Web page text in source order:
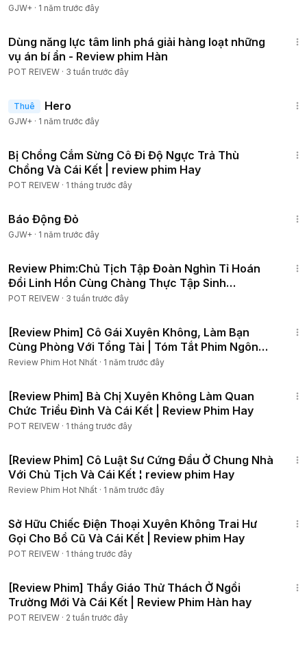
GJW+ · 1 năm trước đây
Dùng năng lực tâm linh phá giải hàng loạt những
vụ án bí ẩn - Review phim Hàn
POT REIVEW · 3 tuần trước đây
Thuê Hero
GJW+ · 1 năm trước đây
Bị Chồng Cắm Sừng Cô Đi Độ Ngực Trả Thù
Chồng Và Cái Kết | review phim Hay
POT REIVEW · 1 tháng trước đây
Báo Động Đỏ
GJW+ · 1 năm trước đây
Review Phim:Chủ Tịch Tập Đoàn Nghìn Tỉ Hoán
Đổi Linh Hồn Cùng Chàng Thực Tập Sinh
Quèn2026|Full12tập
POT REIVEW · 3 tuần trước đây
[Review Phim] Cô Gái Xuyên Không, Làm Bạn
Cùng Phòng Với Tổng Tài | Tóm Tắt Phim Ngôn
Tình Hay Nhất
Review Phim Hot Nhất · 1 năm trước đây
[Review Phim] Bà Chị Xuyên Không Làm Quan
Chức Triều Đình Và Cái Kết | Review Phim Hay
POT REIVEW · 1 tháng trước đây
[Review Phim] Cô Luật Sư Cứng Đầu Ở Chung Nhà
Với Chủ Tịch Và Cái Kết ¦ review phim Hay
Review Phim Hot Nhất · 1 năm trước đây
Sở Hữu Chiếc Điện Thoại Xuyên Không Trai Hư
Gọi Cho Bồ Cũ Và Cái Kết | Review phim Hay
POT REIVEW · 1 tháng trước đây
[Review Phim] Thầy Giáo Thử Thách Ở Ngồi
Trường Mới Và Cái Kết | Review Phim Hàn hay
POT REIVEW · 2 tuần trước đây